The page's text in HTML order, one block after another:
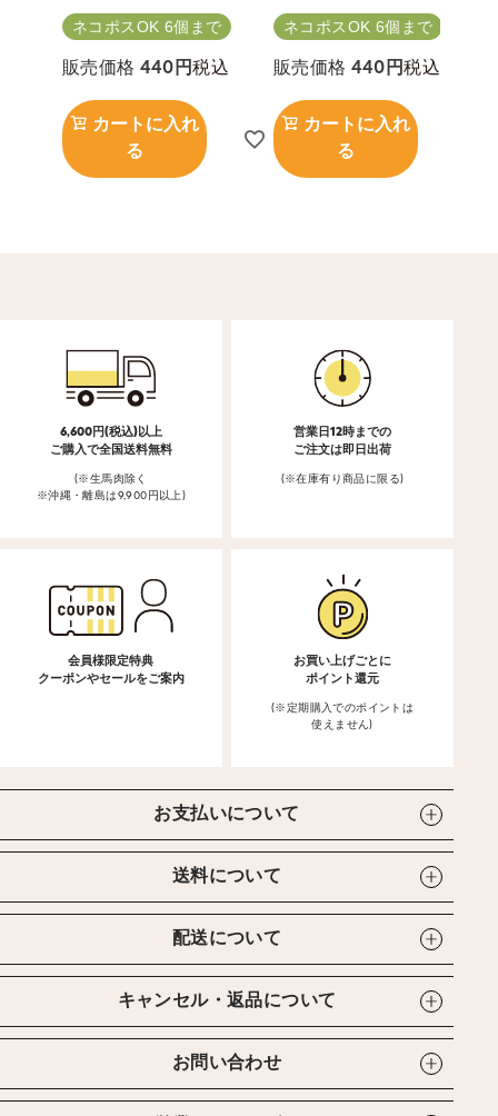
ネコポスOK 6個まで
販売価格 440 税込
カートに入れ
る
ネコポスOK 6個まで
販売価格 440 税込
カートに入れ
る
6,600円(税込)以上
ご購入で全国送料無料
(※生馬肉除く
※沖縄・離島は9,900円以上)
営業日12時までの
ご注文は即日出荷
(※在庫有り商品に限る)
会員様限定特典
クーポンやセールをご案内
お買い上げごとに
ポイント還元
(※定期購入でのポイントは
使えません)
お支払いについて
送料について
配送について
キャンセル・返品について
お問い合わせ